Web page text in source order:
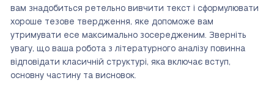
вам знадобиться ретельно вивчити текст і сформулювати
хороше тезове твердження, яке допоможе вам
утримувати есе максимально зосередженим. Зверніть
увагу, що ваша робота з літературного аналізу повинна
відповідати класичній структурі, яка включає вступ,
основну частину та висновок.